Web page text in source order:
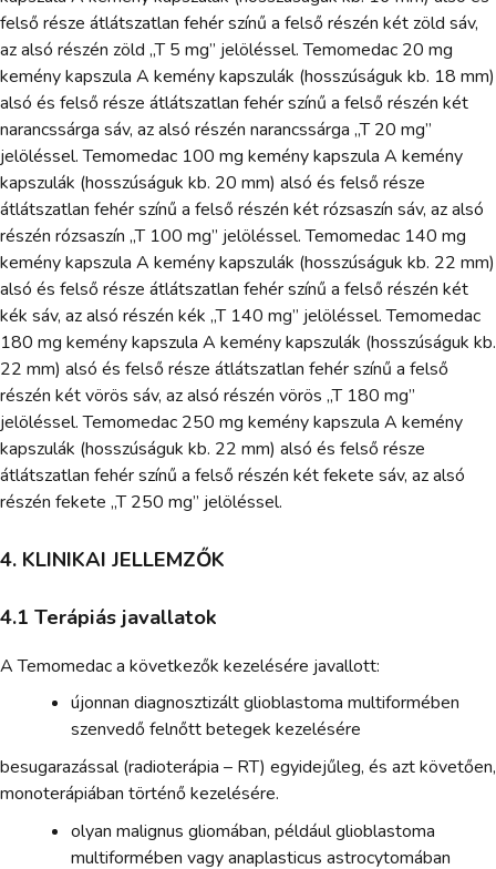
felső része átlátszatlan fehér színű a felső részén két zöld sáv,
az alsó részén zöld „T 5 mg” jelöléssel. Temomedac 20 mg
kemény kapszula A kemény kapszulák (hosszúságuk kb. 18 mm)
alsó és felső része átlátszatlan fehér színű a felső részén két
narancssárga sáv, az alsó részén narancssárga „T 20 mg”
jelöléssel. Temomedac 100 mg kemény kapszula A kemény
kapszulák (hosszúságuk kb. 20 mm) alsó és felső része
átlátszatlan fehér színű a felső részén két rózsaszín sáv, az alsó
részén rózsaszín „T 100 mg” jelöléssel. Temomedac 140 mg
kemény kapszula A kemény kapszulák (hosszúságuk kb. 22 mm)
alsó és felső része átlátszatlan fehér színű a felső részén két
kék sáv, az alsó részén kék „T 140 mg” jelöléssel. Temomedac
180 mg kemény kapszula A kemény kapszulák (hosszúságuk kb.
22 mm) alsó és felső része átlátszatlan fehér színű a felső
részén két vörös sáv, az alsó részén vörös „T 180 mg”
jelöléssel. Temomedac 250 mg kemény kapszula A kemény
kapszulák (hosszúságuk kb. 22 mm) alsó és felső része
átlátszatlan fehér színű a felső részén két fekete sáv, az alsó
részén fekete „T 250 mg” jelöléssel.
4. KLINIKAI JELLEMZŐK
4.1 Terápiás javallatok
A Temomedac a következők kezelésére javallott:
újonnan diagnosztizált glioblastoma multiformében
szenvedő felnőtt betegek kezelésére
besugarazással (radioterápia – RT) egyidejűleg, és azt követően,
monoterápiában történő kezelésére.
olyan malignus gliomában, például glioblastoma
multiformében vagy anaplasticus astrocytomában